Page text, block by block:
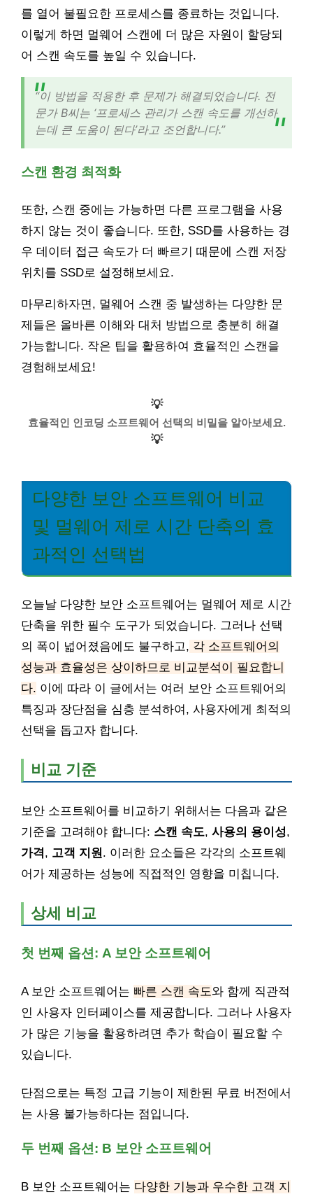
를 열어 불필요한 프로세스를 종료하는 것입니다.
이렇게 하면 멀웨어 스캔에 더 많은 자원이 할당되
어 스캔 속도를 높일 수 있습니다.
“이 방법을 적용한 후 문제가 해결되었습니다. 전
문가 B씨는 ‘프로세스 관리가 스캔 속도를 개선하
는데 큰 도움이 된다’라고 조언합니다.”
스캔 환경 최적화
또한, 스캔 중에는 가능하면 다른 프로그램을 사용
하지 않는 것이 좋습니다. 또한, SSD를 사용하는 경
우 데이터 접근 속도가 더 빠르기 때문에 스캔 저장
위치를 SSD로 설정해보세요.
마무리하자면, 멀웨어 스캔 중 발생하는 다양한 문
제들은 올바른 이해와 대처 방법으로 충분히 해결
가능합니다. 작은 팁을 활용하여 효율적인 스캔을
경험해보세요!
💡
효율적인 인코딩 소프트웨어 선택의 비밀을 알아보세요.
💡
다양한 보안 소프트웨어 비교
및 멀웨어 제로 시간 단축의 효
과적인 선택법
오늘날 다양한 보안 소프트웨어는 멀웨어 제로 시간
단축을 위한 필수 도구가 되었습니다. 그러나 선택
의 폭이 넓어졌음에도 불구하고, 각 소프트웨어의
성능과 효율성은 상이하므로 비교분석이 필요합니
다. 이에 따라 이 글에서는 여러 보안 소프트웨어의
특징과 장단점을 심층 분석하여, 사용자에게 최적의
선택을 돕고자 합니다.
비교 기준
보안 소프트웨어를 비교하기 위해서는 다음과 같은
기준을 고려해야 합니다: 스캔 속도, 사용의 용이성,
가격, 고객 지원 . 이러한 요소들은 각각의 소프트웨
어가 제공하는 성능에 직접적인 영향을 미칩니다.
상세 비교
첫 번째 옵션: A 보안 소프트웨어
A 보안 소프트웨어는 빠른 스캔 속도와 함께 직관적
인 사용자 인터페이스를 제공합니다. 그러나 사용자
가 많은 기능을 활용하려면 추가 학습이 필요할 수
있습니다.
단점으로는 특정 고급 기능이 제한된 무료 버전에서
는 사용 불가능하다는 점입니다.
두 번째 옵션: B 보안 소프트웨어
B 보안 소프트웨어는 다양한 기능과 우수한 고객 지